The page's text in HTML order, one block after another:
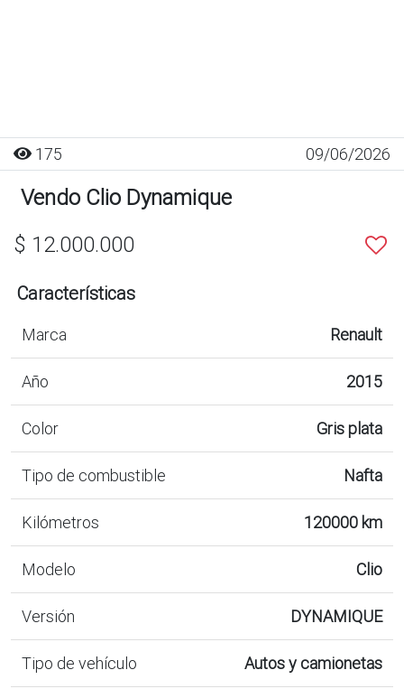
175 09/06/2026
Vendo Clio Dynamique
$ 12.000.000
Características
Marca Renault
Año 2015
Color Gris plata
Tipo de combustible Nafta
Kilómetros 120000 km
Modelo Clio
Versión DYNAMIQUE
Tipo de vehículo Autos y camionetas